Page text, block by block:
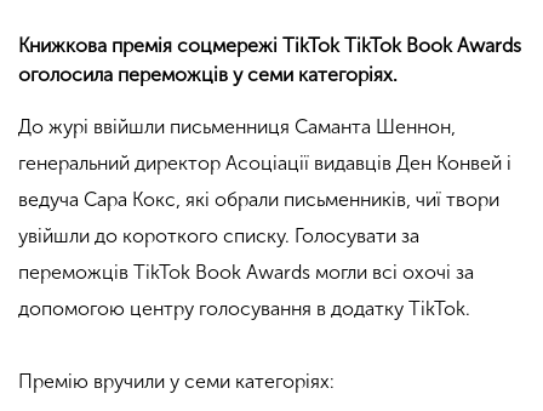
Книжкова премія соцмережі TikTok TikTok Book Awards
оголосила переможців у семи категоріях.
До журі ввійшли письменниця Саманта Шеннон,
генеральний директор Асоціації видавців Ден Конвей і
ведуча Сара Кокс, які обрали письменників, чиї твори
увійшли до короткого списку. Голосувати за
переможців TikTok Book Awards могли всі охочі за
допомогою центру голосування в додатку TikTok.
Премію вручили у семи категоріях: